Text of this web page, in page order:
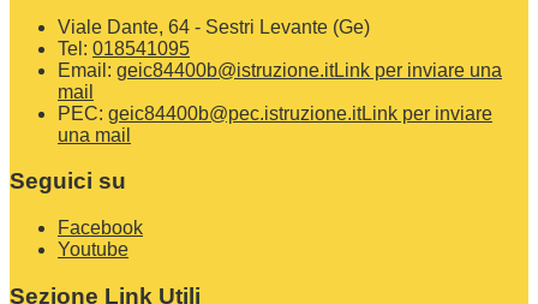
Viale Dante, 64 - Sestri Levante (Ge)
Tel: 018541095
Email: geic84400b@istruzione.itLink per inviare una
mail
PEC: geic84400b@pec.istruzione.itLink per inviare
una mail
Seguici su
Facebook
Youtube
Sezione Link Utili